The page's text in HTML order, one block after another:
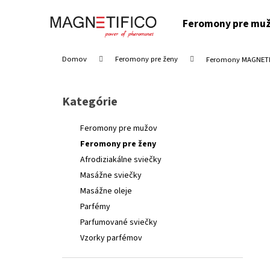
Feromony pre
Domov Feromony pre ženy Feromony
Preskočiť
kategórie
Kategórie
Feromony pre mužov
Feromony pre ženy
Afrodiziakálne sviečky
Masážne sviečky
Masážne oleje
Parfémy
Parfumované sviečky
Vzorky parfémov
Späť
Späť
SADA VZORIEK PARFÉMOV MAGNETIFICO PRE
ŽENY
€20
Pôvodne:€24